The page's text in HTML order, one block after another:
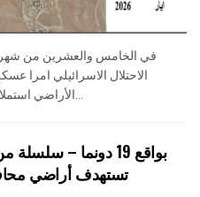
الاحتلال الاسرائيلي امرا
الأراضي استملاك للمصلحة العامة) (يهودا والسامرة)...
بواقع 19 دونما –
تستهدف أراضي